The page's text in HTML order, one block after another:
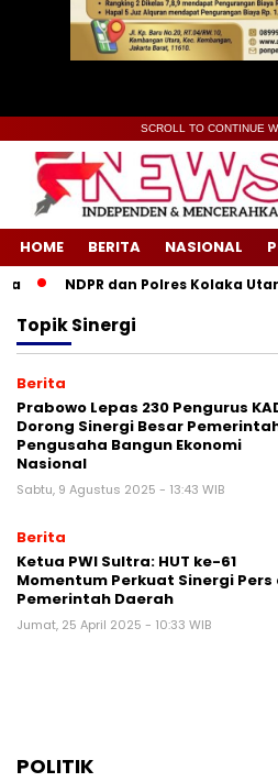
SCROLL TO CONTINUE
HOME BERITA NASIONAL
NDPR dan Polres Kolaka
TopikSinergi
Berita
Prabowo Lepas 230 Pengurus
Dorong Sinergi Besar
Pengusaha Bangun Ekonomi
Nasional
Sabtu, 9 Agustus 2025 - 13:43 WIB
Berita
Ketua PWI Sultra: HUT ke-61
Momentum Perkuat Sinergi Pers
Pemerintah Daerah
Jumat, 25 April 2025 - 10:33 WIB
POLITIK